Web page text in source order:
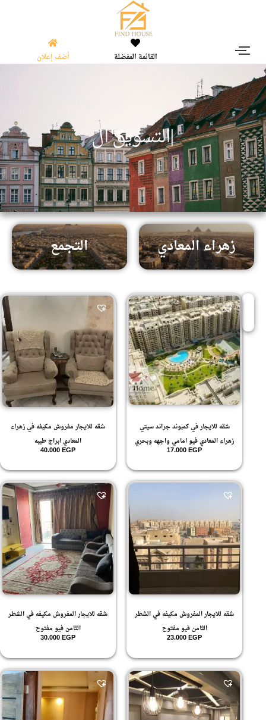
القائمة المفضلة أضف إعلان
التسويقالعقار |
زهراء المعادي التجمع
شقه للايجار في كمبوند جراند سيتي
زهراء المعادي فيو امامي واجهه وبحري
17.000EGP
شقه للايجار مفروش مكيفه في زهراء
المعادي ابراج طيبه
40.000EGP
شقه للايجار المفروش مكيفه في الشطر
الثامن فيو مفتوح
23.000EGP
شقه للايجار المفروش مكيفه في الشطر
الثامن فيو مفتوح
30.000EGP